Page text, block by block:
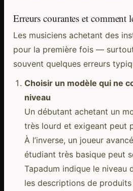
Erreurs courantes et comment
Les musiciens achetant des
pour la première fois —
souvent quelques erreurs
Choisir un modèle qui ne
niveau
Un débutant achetant un
très lourd et exigeant peut
À l’inverse, un joueur
étudiant très basique peut
Tapadum indique le niveau
les descriptions de